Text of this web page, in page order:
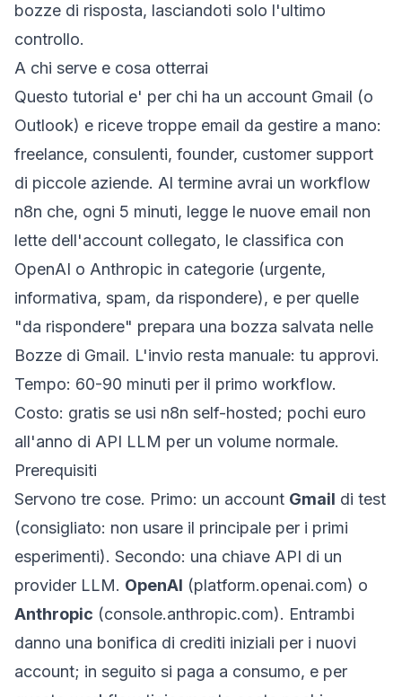
bozze di risposta, lasciandoti solo l'ultimo
controllo.
A chi serve e cosa otterrai
Questo tutorial e' per chi ha un account Gmail (o
Outlook) e riceve troppe email da gestire a mano:
freelance, consulenti, founder, customer support
di piccole aziende. Al termine avrai un workflow
n8n che, ogni 5 minuti, legge le nuove email non
lette dell'account collegato, le classifica con
OpenAI o Anthropic in categorie (urgente,
informativa, spam, da rispondere), e per quelle
"da rispondere" prepara una bozza salvata nelle
Bozze di Gmail. L'invio resta manuale: tu approvi.
Tempo: 60-90 minuti per il primo workflow.
Costo: gratis se usi n8n self-hosted; pochi euro
all'anno di API LLM per un volume normale.
Prerequisiti
Servono tre cose. Primo: un account Gmail di test
(consigliato: non usare il principale per i primi
esperimenti). Secondo: una chiave API di un
provider LLM. OpenAI (platform.openai.com) o
Anthropic (console.anthropic.com). Entrambi
danno una bonifica di crediti iniziali per i nuovi
account; in seguito si paga a consumo, e per